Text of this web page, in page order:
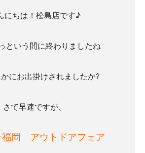
にちは！ 松島店です♪
という間に終わりましたね
にお出掛けされましたか?
さて早速ですが、
福岡 アウトドアフェア